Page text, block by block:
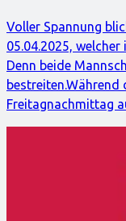
Voller Spannung
05.04.2025,
Denn beide
Freitagnachmittag